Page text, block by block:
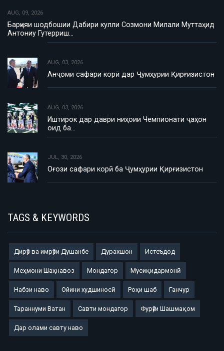
AUG, 09, 2026
Барқияи шодбошии Дабири кулли Созмони Милали Муттаҳид
Антониу Гутерриш…
AUG, 03, 2026
Анҷоми сафари корӣ дар Ҷумҳурии Қирғизистон
AUG, 03, 2026
Иштирок дар даври ниҳоии Чемпионати ҷаҳон
оид ба…
JUL, 30, 2026
Оғози сафари корӣ ба Ҷумҳурии Қирғизистон
TAGS & KEYWORDS
Дирӯз ва имрӯзи Душанбе Дурахшон Истеъдод
Меҳмони Шаҳнавоз Мондагор Мусиқидармонӣ
Набзи наво Ойини худшиносӣ Роҳи шаб Ганчур
Тараннуми Ватан Савти мондагор Фурӯғи Шашмақом
Дар олами савту наво